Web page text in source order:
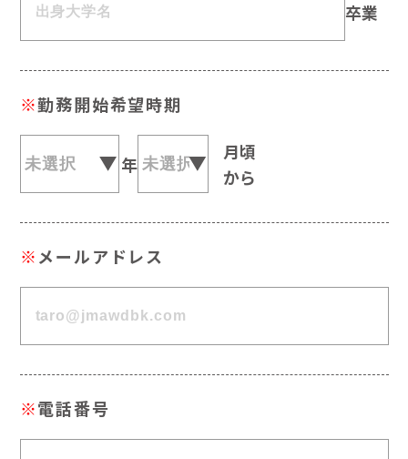
卒業
※勤務開始希望時期
年
月頃
から
※メールアドレス
※電話番号